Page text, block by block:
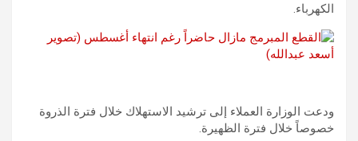
الكهرباء.
ودعت الوزارة العملاء إلى ترشيد الاستهلاك خلال فترة الذروة
خصوصاً خلال فترة الظهيرة.